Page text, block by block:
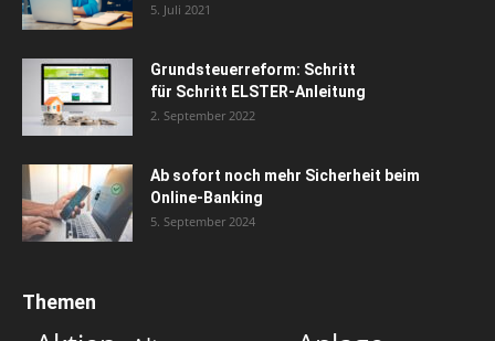
5. Juli 2021
Grundsteuerreform: Schritt
für Schritt ELSTER-Anleitung
2. September 2022
Ab sofort noch mehr Sicherheit beim
Online-Banking
5. September 2024
Themen